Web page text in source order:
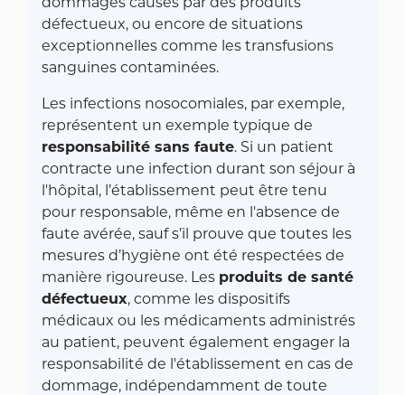
dommages causés par des produits
défectueux, ou encore de situations
exceptionnelles comme les transfusions
sanguines contaminées.
Les infections nosocomiales, par exemple,
représentent un exemple typique de
responsabilité sans faute. Si un patient
contracte une infection durant son séjour à
l'hôpital, l’établissement peut être tenu
pour responsable, même en l'absence de
faute avérée, sauf s’il prouve que toutes les
mesures d’hygiène ont été respectées de
manière rigoureuse. Les produits de santé
défectueux, comme les dispositifs
médicaux ou les médicaments administrés
au patient, peuvent également engager la
responsabilité de l'établissement en cas de
dommage, indépendamment de toute